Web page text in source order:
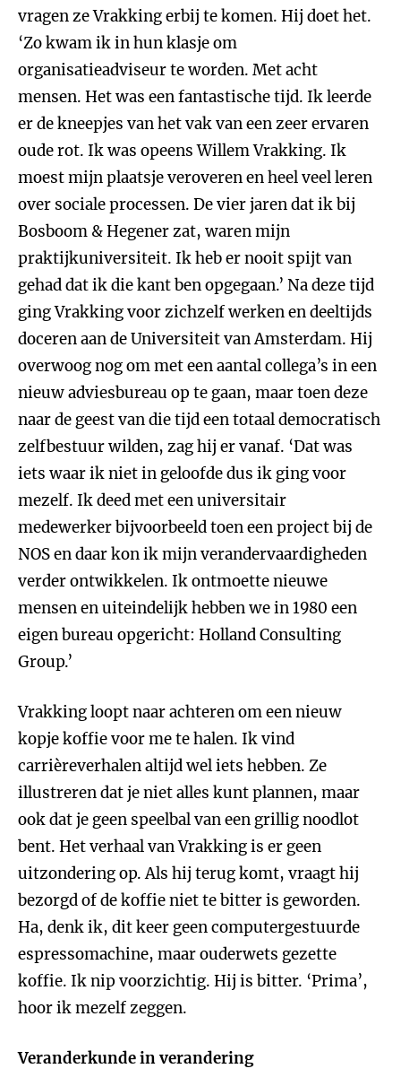
vragen ze Vrakking erbij te komen. Hij doet het.
‘Zo kwam ik in hun klasje om
organisatieadviseur te worden. Met acht
mensen. Het was een fantastische tijd. Ik leerde
er de kneepjes van het vak van een zeer ervaren
oude rot. Ik was opeens Willem Vrakking. Ik
moest mijn plaatsje veroveren en heel veel leren
over sociale processen. De vier jaren dat ik bij
Bosboom & Hegener zat, waren mijn
praktijkuniversiteit. Ik heb er nooit spijt van
gehad dat ik die kant ben opgegaan.’ Na deze tijd
ging Vrakking voor zichzelf werken en deeltijds
doceren aan de Universiteit van Amsterdam. Hij
overwoog nog om met een aantal collega’s in een
nieuw adviesbureau op te gaan, maar toen deze
naar de geest van die tijd een totaal democratisch
zelfbestuur wilden, zag hij er vanaf. ‘Dat was
iets waar ik niet in geloofde dus ik ging voor
mezelf. Ik deed met een universitair
medewerker bijvoorbeeld toen een project bij de
NOS en daar kon ik mijn verandervaardigheden
verder ontwikkelen. Ik ontmoette nieuwe
mensen en uiteindelijk hebben we in 1980 een
eigen bureau opgericht: Holland Consulting
Group.’
Vrakking loopt naar achteren om een nieuw
kopje koffie voor me te halen. Ik vind
carrièreverhalen altijd wel iets hebben. Ze
illustreren dat je niet alles kunt plannen, maar
ook dat je geen speelbal van een grillig noodlot
bent. Het verhaal van Vrakking is er geen
uitzondering op. Als hij terug komt, vraagt hij
bezorgd of de koffie niet te bitter is geworden.
Ha, denk ik, dit keer geen computergestuurde
espressomachine, maar ouderwets gezette
koffie. Ik nip voorzichtig. Hij is bitter. ‘Prima’,
hoor ik mezelf zeggen.
Veranderkunde in verandering